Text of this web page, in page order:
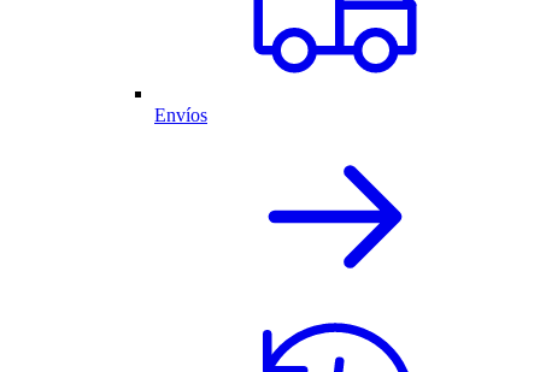
Envíos